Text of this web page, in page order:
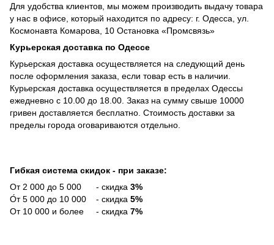
Для удобства клиентов, мы можем производить выдачу товара
у нас в офисе, который находится по адресу: г. Одесса, ул.
Космонавта Комарова, 10 Остановка «Промсвязь»
Курьерская доставка по Одессе
Курьерская доставка осуществляется на следующий день
после оформления заказа, если товар есть в наличии.
Курьерская доставка осуществляется в пределах Одессы
ежедневно с 10.00 до 18.00. Заказ на сумму свыше 10000
гривен доставляется бесплатно. Стоимость доставки за
пределы города оговариваются отдельно.
Гибкая система скидок - при заказе:
От 2 000 до 5 000 - скидка 3%
О́т 5 000 до 10 000 - скидка 5%
От 10 000 и более - скидка 7%